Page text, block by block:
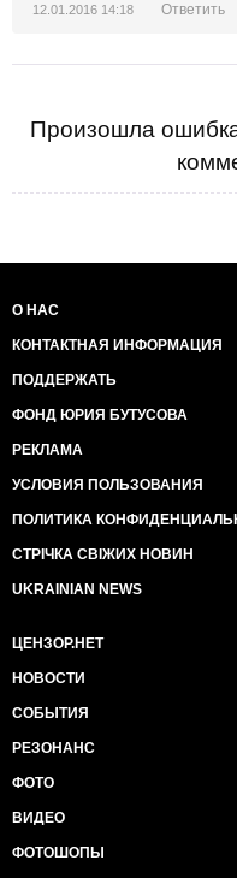
12.01.2016 14:18 Ответить
Произошла
О НАС
КОНТАКТНАЯ ИНФОРМАЦИЯ
ПОДДЕРЖАТЬ
ФОНД ЮРИЯ БУТУСОВА
РЕКЛАМА
УСЛОВИЯ ПОЛЬЗОВАНИЯ
ПОЛИТИКА
СТРІЧКА СВІЖИХ НОВИН
UKRAINIAN NEWS
ЦЕНЗОР.НЕТ
НОВОСТИ
СОБЫТИЯ
РЕЗОНАНС
ФОТО
ВИДЕО
ФОТОШОПЫ